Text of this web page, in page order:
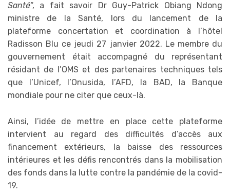
Santé“, a fait savoir Dr Guy-Patrick Obiang Ndong
ministre de la Santé, lors du lancement de la
plateforme concertation et coordination à l’hôtel
Radisson Blu ce jeudi 27 janvier 2022. Le membre du
gouvernement était accompagné du représentant
résidant de l’OMS et des partenaires techniques tels
que l’Unicef, l’Onusida, l’AFD, la BAD, la Banque
mondiale pour ne citer que ceux-là.
Ainsi, l’idée de mettre en place cette plateforme
intervient au regard des difficultés d’accès aux
financement extérieurs, la baisse des ressources
intérieures et les défis rencontrés dans la mobilisation
des fonds dans la lutte contre la pandémie de la covid-
19.